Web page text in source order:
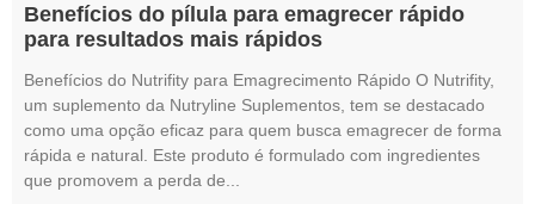
Benefícios do pílula para emagrecer rápido
para resultados mais rápidos
Benefícios do Nutrifity para Emagrecimento Rápido O Nutrifity,
um suplemento da Nutryline Suplementos, tem se destacado
como uma opção eficaz para quem busca emagrecer de forma
rápida e natural. Este produto é formulado com ingredientes
que promovem a perda de